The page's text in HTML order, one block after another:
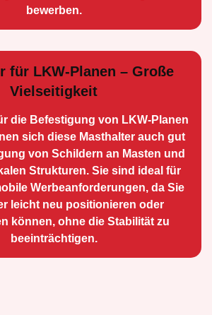
bewerben.
für LKW-Planen – Große
Vielseitigkeit
die Be­festigung von LKW-Planen
sich diese Masthalter auch gut
von Schildern an Masten und
Strukturen. Sie sind ideal für
Werbean­forderungen, da Sie
leicht neu positio­nieren oder
können, ohne die Stabilität zu
beeinträchtigen.